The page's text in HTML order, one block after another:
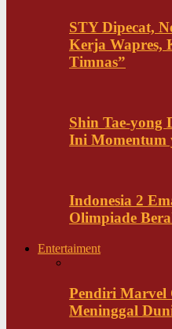
STY Dipecat,
Kerja Wapres,
Timnas”
Shin Tae-yong
Ini Momentum
Indonesia 2
Olimpiade
Entertaiment
Pendiri Marvel
Meninggal